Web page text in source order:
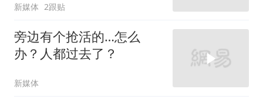
新媒体 2跟贴
旁边有个抢活的…怎么
办？人都过去了？
新媒体